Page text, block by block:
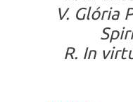
V. Glória
R. In